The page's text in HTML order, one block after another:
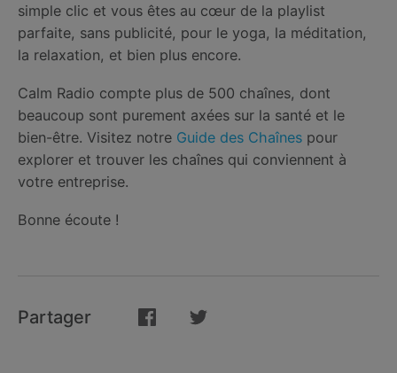
simple clic et vous êtes au cœur de la playlist
parfaite, sans publicité, pour le yoga, la méditation,
la relaxation, et bien plus encore.
Calm Radio compte plus de 500 chaînes, dont
beaucoup sont purement axées sur la santé et le
bien-être. Visitez notre Guide des Chaînes pour
explorer et trouver les chaînes qui conviennent à
votre entreprise.
Bonne écoute !
Partager